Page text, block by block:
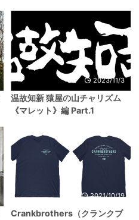
2023/11/3
温故知新 猿屋の山チャリズム
《マレット》編 Part.1
2021/10/19
Crankbrothers（クランクブ